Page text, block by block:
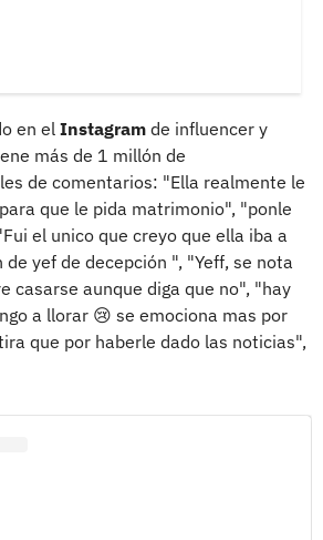
en el Instagram de influencer y
más de 1 millón de
de comentarios: "Ella realmente le
que le pida matrimonio", "ponle
el unico que creyo que ella iba a
yef de decepción ", "Yeff, se nota
casarse aunque diga que no", "hay
a llorar 😢 se emociona mas por
que por haberle dado las noticias",